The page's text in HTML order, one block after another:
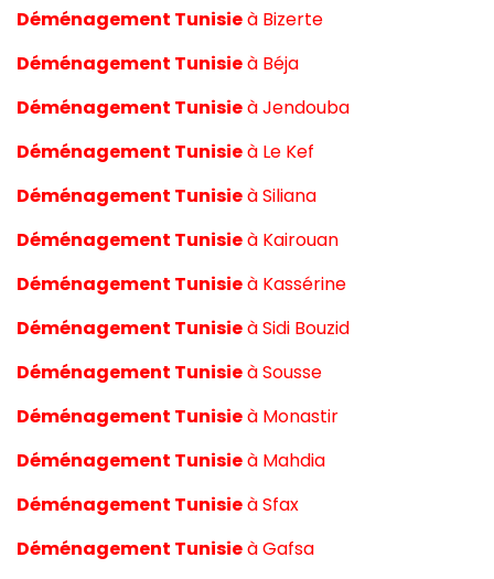
Déménagement Tunisieà Bizerte
Déménagement Tunisieà Béja
Déménagement TunisieàJendouba
Déménagement Tunisieà Le Kef
Déménagement TunisieàSiliana
Déménagement Tunisieà Kairouan
Déménagement Tunisieà Kassérine
Déménagement TunisieàSidi Bouzid
Déménagement TunisieàSousse
Déménagement Tunisieà Monastir
Déménagement Tunisieà Mahdia
Déménagement TunisieàSfax
Déménagement TunisieàGafsa